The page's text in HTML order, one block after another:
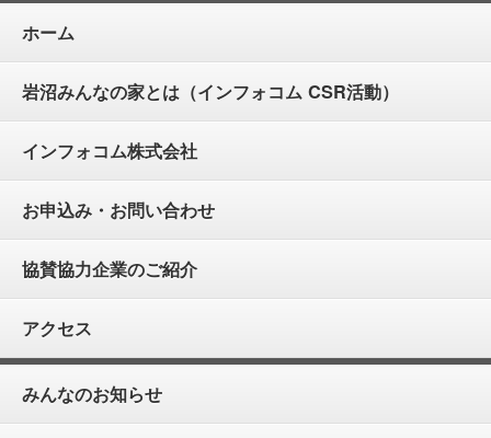
ホーム
岩沼みんなの家とは（インフォコム CSR活動）
インフォコム株式会社
お申込み・お問い合わせ
協賛協力企業のご紹介
アクセス
みんなのお知らせ